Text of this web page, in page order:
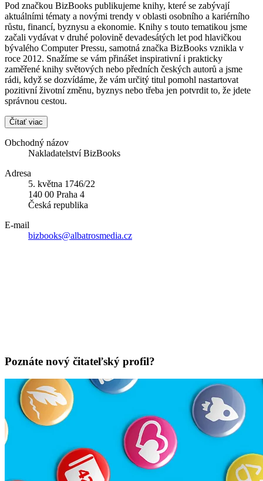
Pod značkou BizBooks publikujeme knihy, které se zabývají
aktuálními tématy a novými trendy v oblasti osobního a kariérního
růstu, financí, byznysu a ekonomie. Knihy s touto tematikou jsme
začali vydávat v druhé polovině devadesátých let pod hlavičkou
bývalého Computer Pressu, samotná značka BizBooks vznikla v
roce 2012. Snažíme se vám přinášet inspirativní i prakticky
zaměřené knihy světových nebo předních českých autorů a jsme
rádi, když se dozvídáme, že vám určitý titul pomohl nastartovat
pozitivní životní změnu, byznys nebo třeba jen potvrdit to, že jdete
správnou cestou.
Čítať viac
Obchodný názov
Nakladatelství BizBooks
Adresa
5. května 1746/22
140 00 Praha 4
Česká republika
E-mail
bizbooks@albatrosmedia.cz
Poznáte nový čitateľský profil?